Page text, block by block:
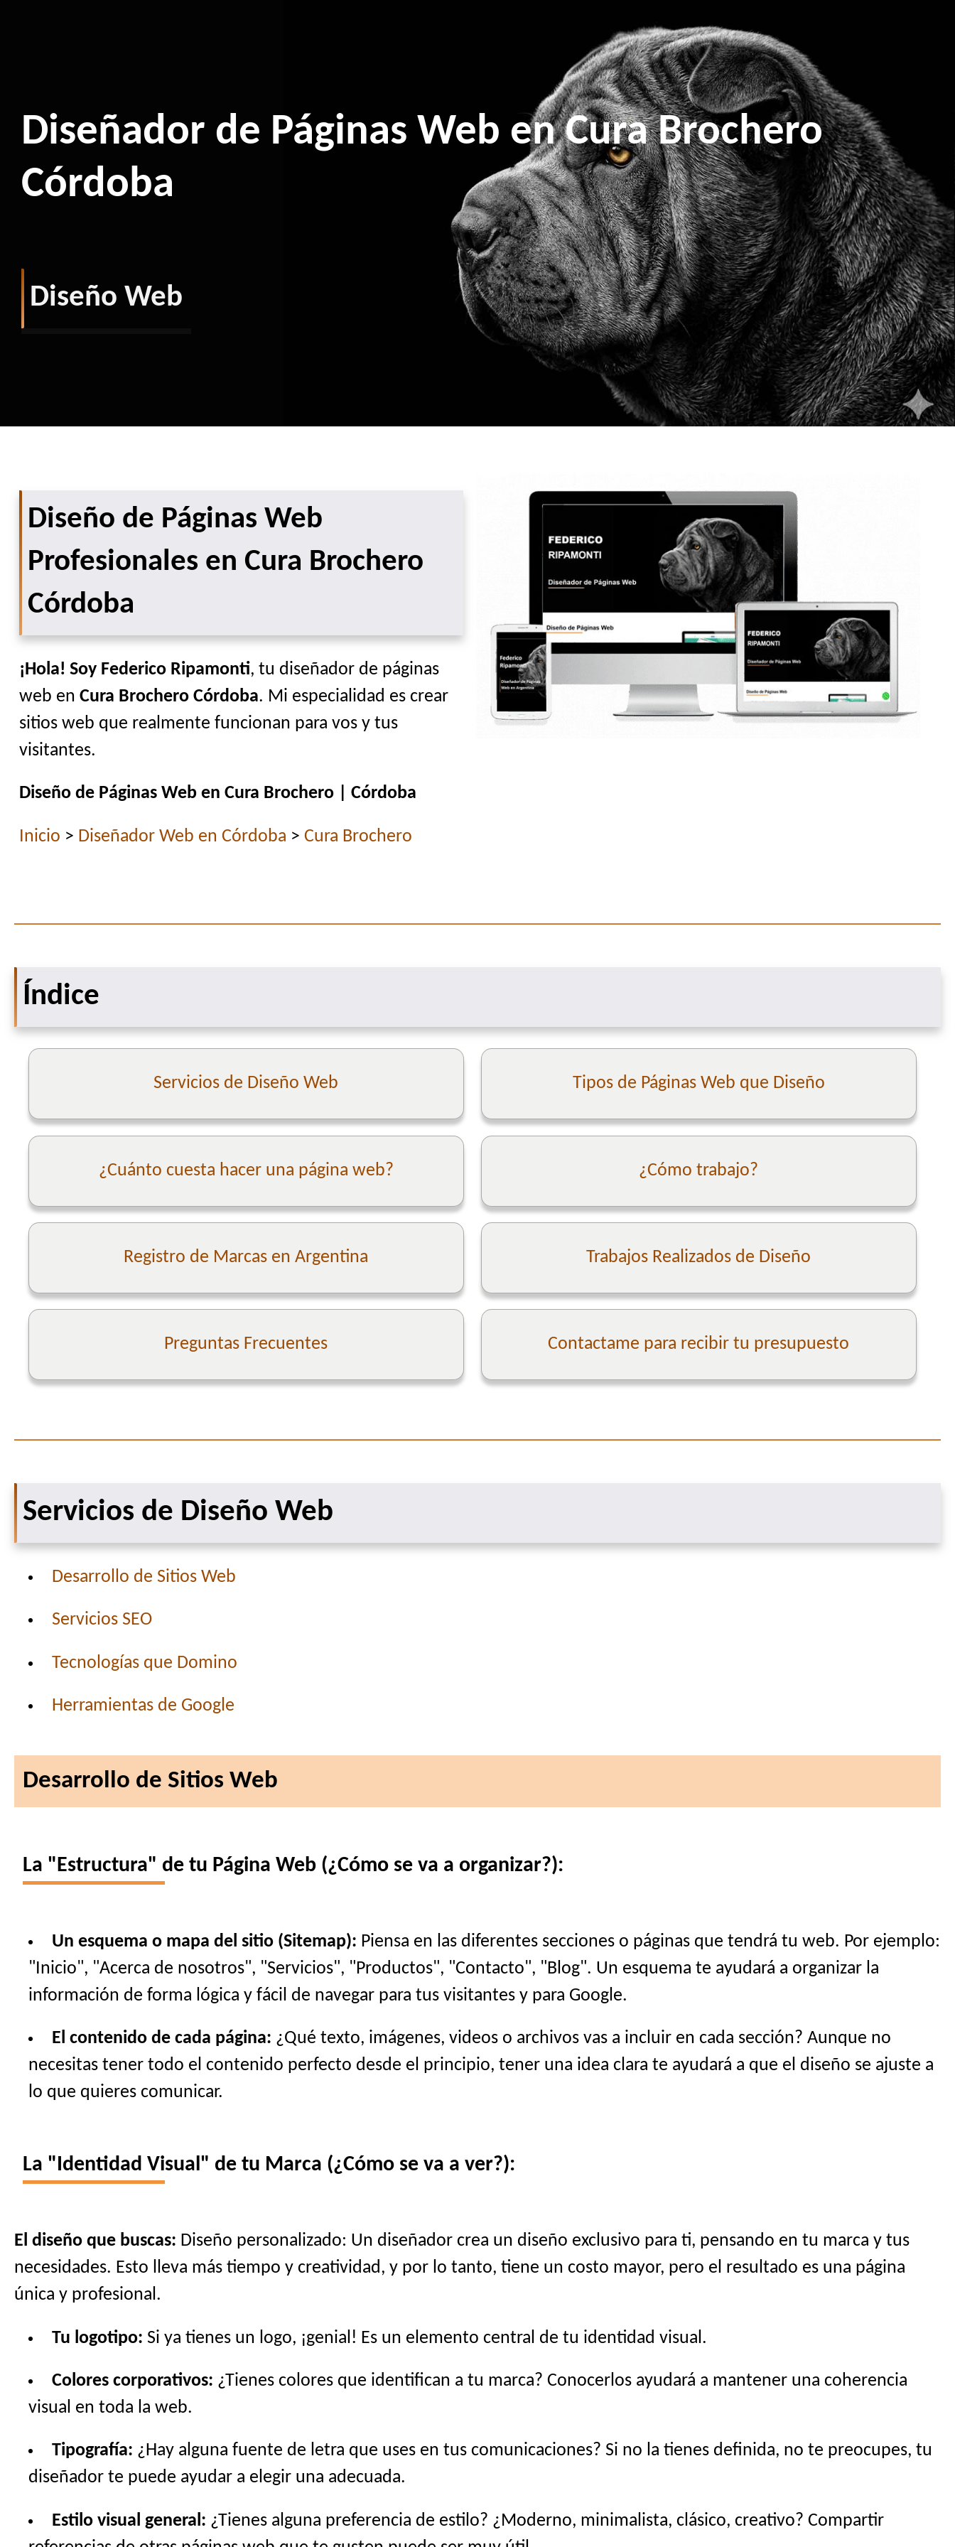
Diseñador de Páginas Web en Cura Brochero
Córdoba
Diseño Web
Diseño de Páginas Web
Profesionales en Cura Brochero
Córdoba
¡Hola! Soy Federico Ripamonti, tu diseñador de páginas
web en Cura Brochero Córdoba. Mi especialidad es crear
sitios web que realmente funcionan para vos y tus
visitantes.
Diseño de Páginas Web en Cura Brochero | Córdoba
Inicio > Diseñador Web en Córdoba > Cura Brochero
Índice
Servicios de Diseño Web Tipos de Páginas Web que Diseño
¿Cuánto cuesta hacer una página web? ¿Cómo trabajo?
Registro de Marcas en Argentina Trabajos Realizados de Diseño
Preguntas Frecuentes Contactame para recibir tu presupuesto
Servicios de Diseño Web
Desarrollo de Sitios Web
Servicios SEO
Tecnologías que Domino
Herramientas de Google
Desarrollo de Sitios Web
La "Estructura" de tu Página Web (¿Cómo se va a organizar?):
Un esquema o mapa del sitio (Sitemap): Piensa en las diferentes secciones o páginas que tendrá tu web. Por ejemplo:
"Inicio", "Acerca de nosotros", "Servicios", "Productos", "Contacto", "Blog". Un esquema te ayudará a organizar la
información de forma lógica y fácil de navegar para tus visitantes y para Google.
El contenido de cada página: ¿Qué texto, imágenes, videos o archivos vas a incluir en cada sección? Aunque no
necesitas tener todo el contenido perfecto desde el principio, tener una idea clara te ayudará a que el diseño se ajuste a
lo que quieres comunicar.
La "Identidad Visual" de tu Marca (¿Cómo se va a ver?):
El diseño que buscas: Diseño personalizado: Un diseñador crea un diseño exclusivo para ti, pensando en tu marca y tus
necesidades. Esto lleva más tiempo y creatividad, y por lo tanto, tiene un costo mayor, pero el resultado es una página
única y profesional.
Tu logotipo: Si ya tienes un logo, ¡genial! Es un elemento central de tu identidad visual.
Colores corporativos: ¿Tienes colores que identifican a tu marca? Conocerlos ayudará a mantener una coherencia
visual en toda la web.
Tipografía: ¿Hay alguna fuente de letra que uses en tus comunicaciones? Si no la tienes definida, no te preocupes, tu
diseñador te puede ayudar a elegir una adecuada.
Estilo visual general: ¿Tienes alguna preferencia de estilo? ¿Moderno, minimalista, clásico, creativo? Compartir